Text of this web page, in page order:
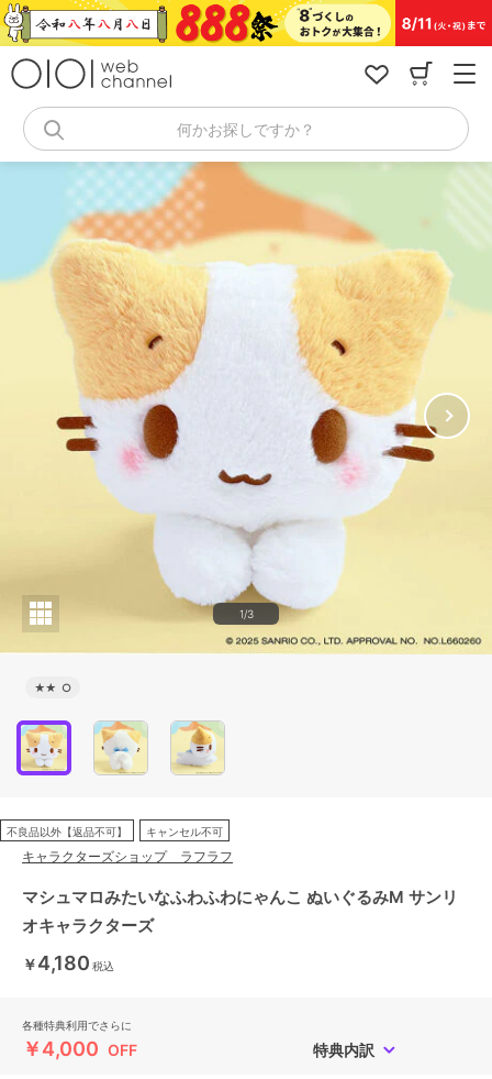
コ
ン
キ
何かお探しですか？
1/3
★★ ○
不良品以外【返品不可】 キャンセル不可
キャラクターズショップ ラフラフ
マシュマロみたいなふわふわにゃんこ ぬいぐるみM サンリ
オキャラクターズ
￥4,180 税込
各種特典利用でさらに
￥4,000 OFF 特典内訳